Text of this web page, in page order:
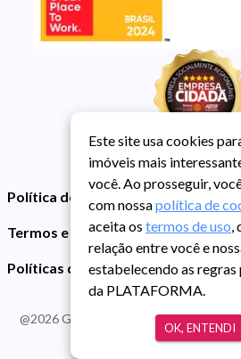
Política de Privacidade
Termos e Condições de Uso
Políticas de Cookies
@2026Guarida Imóvel. Todos os
413J | CNPJ Guarida:
Este site usa cookies
imóveis mais
você. Ao prosseguir,
com nossapolítica de
aceita os termos de uso,
relação entre você e
estabelecendo as regras
da PLATAFORMA.
OK, ENTENDI